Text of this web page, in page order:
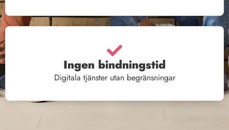
Ingen bindningstid
Digitala tjänster utan begränsningar